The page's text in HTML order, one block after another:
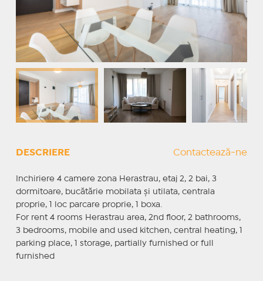
DESCRIERE Contactează-ne
Inchiriere 4 camere zona Herastrau, etaj 2, 2 bai, 3
dormitoare, bucătărie mobilata și utilata, centrala
proprie, 1 loc parcare proprie, 1 boxa.
For rent 4 rooms Herastrau area, 2nd floor, 2 bathrooms,
3 bedrooms, mobile and used kitchen, central heating, 1
parking place, 1 storage, partially furnished or full
furnished